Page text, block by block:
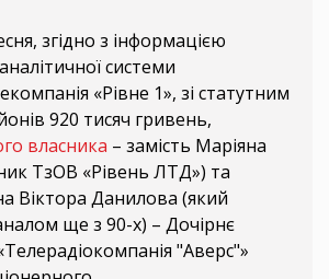
згідно з інформацією
системи
«Рівне 1», зі статутним
920 тисяч гривень,
власника – замість Маріяна
ТзОВ «Рівень ЛТД») та
Віктора Данилова (який
ще з 90-х) – Дочірнє
"Аверс"»